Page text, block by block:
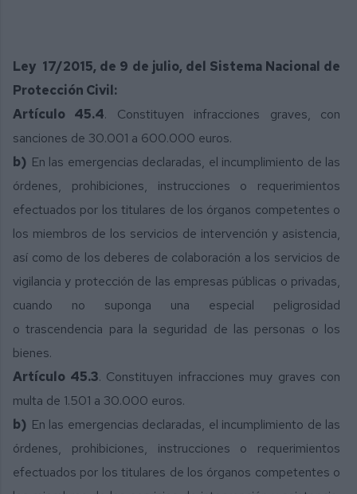
Ley 17/2015, de 9 de julio, del Sistema Nacional de
Protección Civil:
Artículo 45.4. Constituyen infracciones graves, con
sanciones de 30.001 a 600.000 euros.
b) En las emergencias declaradas, el incumplimiento de las
órdenes, prohibiciones, instrucciones o requerimientos
efectuados por los titulares de los órganos competentes o
los miembros de los servicios de intervención y asistencia,
así como de los deberes de colaboración a los servicios de
vigilancia y protección de las empresas públicas o privadas,
cuando no suponga una especial peligrosidad
otrascendencia para la seguridad de las personas o los
bienes.
Artículo 45.3. Constituyen infracciones muy graves con
multa de 1.501 a 30.000 euros.
b) En las emergencias declaradas, el incumplimiento de las
órdenes, prohibiciones, instrucciones o requerimientos
efectuados por los titulares de los órganos competentes o